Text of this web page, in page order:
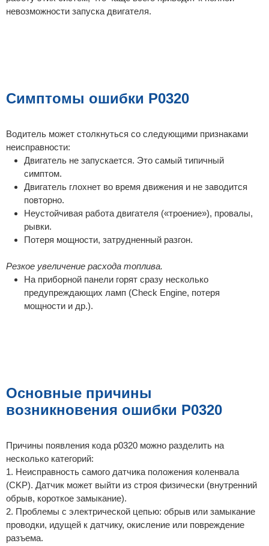
невозможности запуска двигателя.
Симптомы ошибки P0320
Водитель может столкнуться со следующими признаками
неисправности:
Двигатель не запускается. Это самый типичный
симптом.
Двигатель глохнет во время движения и не заводится
повторно.
Неустойчивая работа двигателя («троение»), провалы,
рывки.
Потеря мощности, затрудненный разгон.
Резкое увеличение расхода топлива.
На приборной панели горят сразу несколько
предупреждающих ламп (Check Engine, потеря
мощности и др.).
Основные причины
возникновения ошибки P0320
Причины появления кода p0320 можно разделить на
несколько категорий:
1. Неисправность самого датчика положения коленвала
(CKP). Датчик может выйти из строя физически (внутренний
обрыв, короткое замыкание).
2. Проблемы с электрической цепью: обрыв или замыкание
проводки, идущей к датчику, окисление или повреждение
разъема.